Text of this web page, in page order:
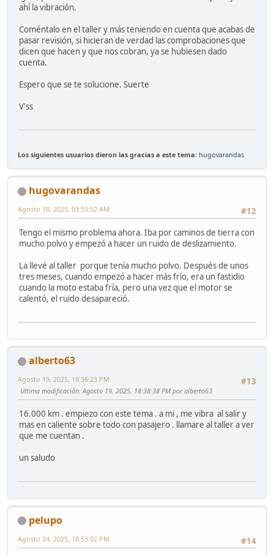
ahí la vibración.
Coméntalo en el taller y más teniendo en cuenta que acabas de
pasar revisión, si hicieran de verdad las comprobaciones que
dicen que hacen y que nos cobran, ya se hubiesen dado
cuenta.
Espero que se te solucione. Suerte
V'ss
Los siguientes usuarios dieron las gracias a este tema: hugovarandas
hugovarandas
#12
Agosto 18, 2025, 03:53:52 AM
Tengo el mismo problema ahora. Iba por caminos de tierra con
mucho polvo y empezó a hacer un ruido de deslizamiento.
La llevé al taller porque tenía mucho polvo. Después de unos
tres meses, cuando empezó a hacer más frío, era un fastidio
cuando la moto estaba fría, pero una vez que el motor se
calentó, el ruido desapareció.
alberto63
#13
Agosto 19, 2025, 18:36:23 PM
Ultima modificación: Agosto 19, 2025, 18:38:38 PM por alberto63
16.000 km . empiezo con este tema . a mi , me vibra al salir y
mas en caliente sobre todo con pasajero . llamare al taller a ver
que me cuentan .
un saludo
pelupo
#14
Agosto 24, 2025, 18:53:02 PM